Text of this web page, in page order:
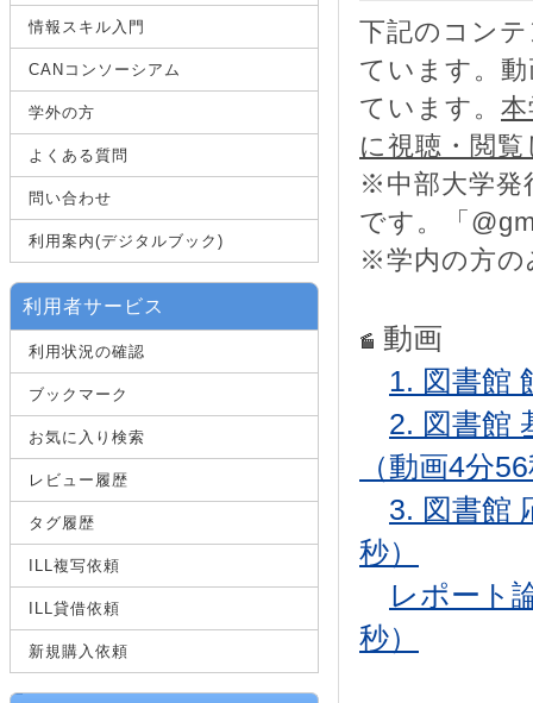
情報スキル入門
CANコンソーシアム
学外の方
よくある質問
問い合わせ
利用案内(デジタルブック)
利用者サービス
利用状況の確認
ブックマーク
お気に入り検索
レビュー履歴
タグ履歴
ILL複写依頼
ILL貸借依頼
新規購入依頼
下記のコン
ています。
ています。
に視聴・閲
※中部大学発
です。「
※学内の方の
動画
1. 図書館
2. 図書館
（動画4分
3. 図書館
秒）
レポート
秒）